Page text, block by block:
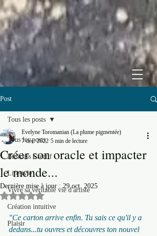
Post
Tous les posts
Business Créatif
Lifestyle
Vivre sa véritable vie d'artiste
Création intuitive
Plaisir
Tous les posts
Créer son oracle et impacter
le monde...
Evelyne Toromanian (La plume pigmentée)
7 déc. 2022 5 min de lecture
Dernière mise à jour :29 oct. 2025
Noté NaN étoiles sur 5.
"Ce carton arrive enfin. Tu sais ce qu'il y a
dedans...tu ouvres et découvres ton nouvel